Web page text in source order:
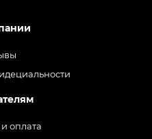
оплата